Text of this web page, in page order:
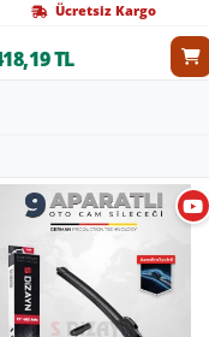
Ücretsiz Kargo
TL